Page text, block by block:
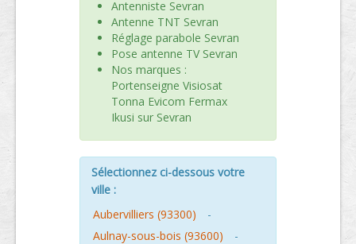
Antenniste Sevran
Antenne TNT Sevran
Réglage parabole Sevran
Pose antenne TV Sevran
Nos marques :
Portenseigne Visiosat
Tonna Evicom Fermax
Ikusi sur Sevran
Sélectionnez ci-dessous votre
ville :
Aubervilliers (93300)
-
Aulnay-sous-bois (93600)
-